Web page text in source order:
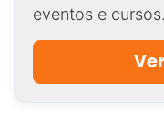
eventos e cursos.